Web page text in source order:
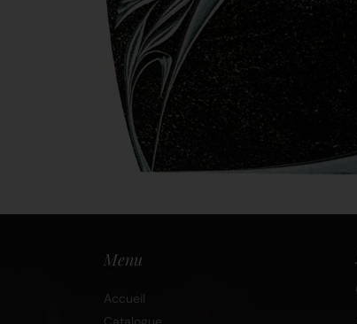
Menu
Accueil